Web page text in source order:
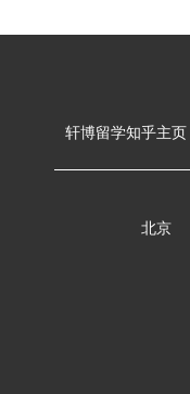
轩博留学知乎主页
北京